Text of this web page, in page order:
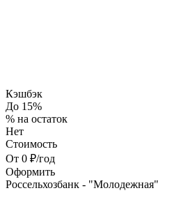
Кэшбэк
До 15%
% на остаток
Нет
Стоимость
От 0 ₽/год
Оформить
Россельхозбанк - "Молодежная"